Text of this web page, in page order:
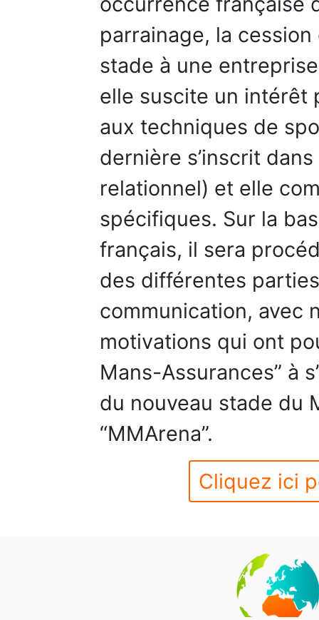
parrainage, la cession
stade à une
elle suscite un intérêt
aux techniques de
dernière s’inscrit
relationnel) et elle
spécifiques. Sur la
français, il sera
des différentes
communication, avec
motivations qui ont
Mans-Assurances” à
du nouveau stade du
“MMArena”.
Cliquez ici